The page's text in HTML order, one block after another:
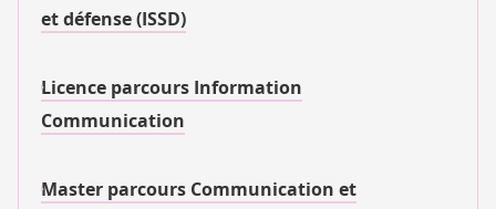
et défense (ISSD)
Licence parcours Information
Communication
Master parcours Communication et